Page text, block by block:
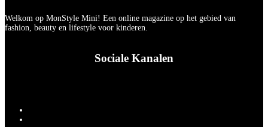
Welkom op MonStyle Mini! Een online magazine op het gebied van
fashion, beauty en lifestyle voor kinderen.
Sociale Kanalen